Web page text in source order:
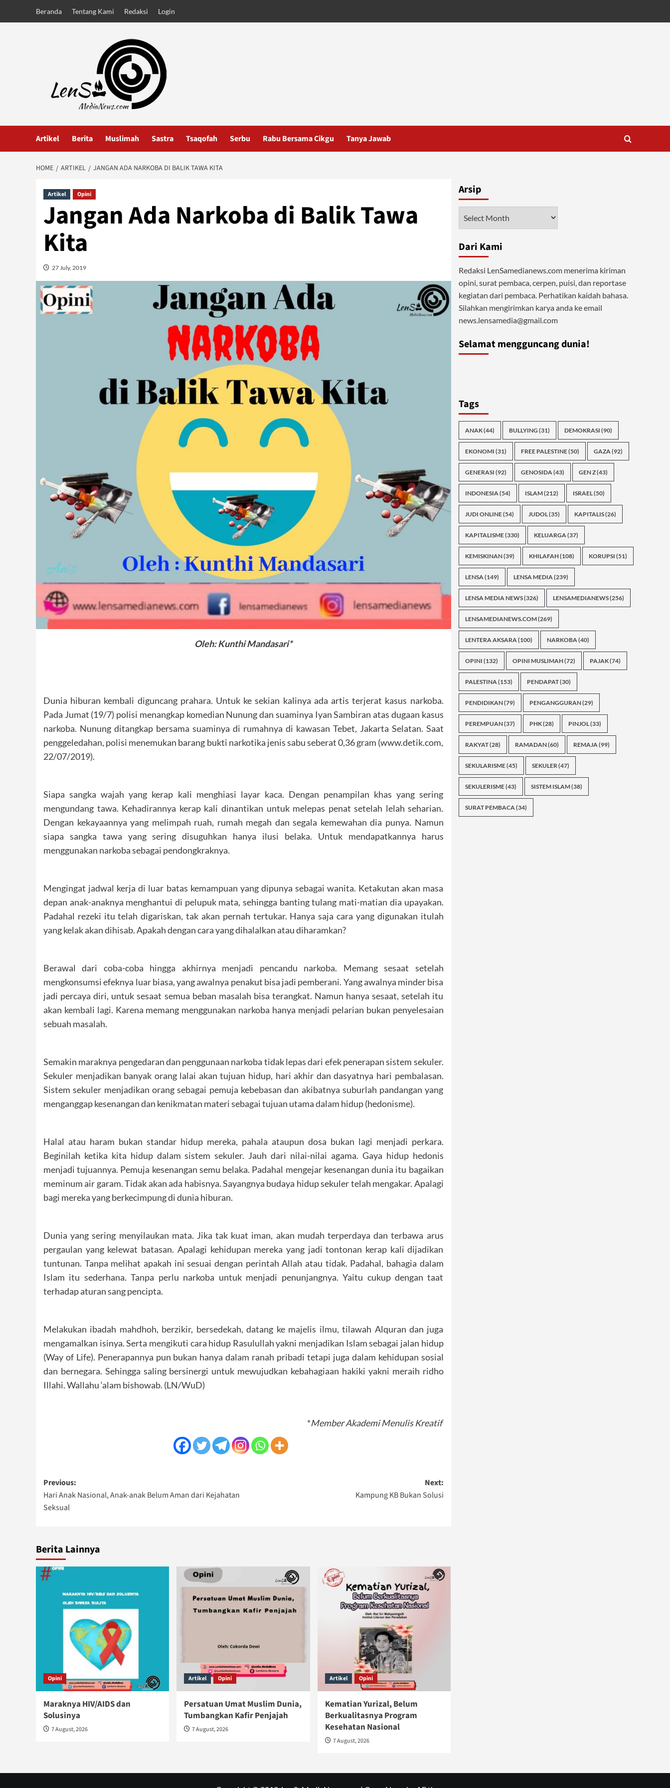
Beranda Tentang Kami Redaksi Login
Artikel Berita Muslimah Sastra Tsaqofah Serbu Rabu Bersama Cikgu Tanya Jawab
HOME ARTIKEL JANGAN ADA NARKOBA DI BALIK TAWA KITA
Artikel Opini
Jangan Ada Narkoba di Balik Tawa
Kita
27 July, 2019
Oleh: Kunthi Mandasari*
Dunia hiburan kembali diguncang prahara. Untuk ke sekian kalinya ada artis terjerat kasus narkoba.
Pada Jumat (19/7) polisi menangkap komedian Nunung dan suaminya Iyan Sambiran atas dugaan kasus
narkoba. Nunung ditangkap bersama suaminya di rumahnya di kawasan Tebet, Jakarta Selatan. Saat
penggeledahan, polisi menemukan barang bukti narkotika jenis sabu seberat 0,36 gram (www.detik.com,
22/07/2019).
Siapa sangka wajah yang kerap kali menghiasi layar kaca. Dengan penampilan khas yang sering
mengundang tawa. Kehadirannya kerap kali dinantikan untuk melepas penat setelah lelah seharian.
Dengan kekayaannya yang melimpah ruah, rumah megah dan segala kemewahan dia punya. Namun
siapa sangka tawa yang sering disuguhkan hanya ilusi belaka. Untuk mendapatkannya harus
menggunakan narkoba sebagai pendongkraknya.
Mengingat jadwal kerja di luar batas kemampuan yang dipunya sebagai wanita. Ketakutan akan masa
depan anak-anaknya menghantui di pelupuk mata, sehingga banting tulang mati-matian dia upayakan.
Padahal rezeki itu telah digariskan, tak akan pernah tertukar. Hanya saja cara yang digunakan itulah
yang kelak akan dihisab. Apakah dengan cara yang dihalalkan atau diharamkan?
Berawal dari coba-coba hingga akhirnya menjadi pencandu narkoba. Memang sesaat setelah
mengkonsumsi efeknya luar biasa, yang awalnya penakut bisa jadi pemberani. Yang awalnya minder bisa
jadi percaya diri, untuk sesaat semua beban masalah bisa terangkat. Namun hanya sesaat, setelah itu
akan kembali lagi. Karena memang menggunakan narkoba hanya menjadi pelarian bukan penyelesaian
sebuah masalah.
Semakin maraknya pengedaran dan penggunaan narkoba tidak lepas dari efek penerapan sistem sekuler.
Sekuler menjadikan banyak orang lalai akan tujuan hidup, hari akhir dan dasyatnya hari pembalasan.
Sistem sekuler menjadikan orang sebagai pemuja kebebasan dan akibatnya suburlah pandangan yang
menganggap kesenangan dan kenikmatan materi sebagai tujuan utama dalam hidup (hedonisme).
Halal atau haram bukan standar hidup mereka, pahala ataupun dosa bukan lagi menjadi perkara.
Beginilah ketika kita hidup dalam sistem sekuler. Jauh dari nilai-nilai agama. Gaya hidup hedonis
menjadi tujuannya. Pemuja kesenangan semu belaka. Padahal mengejar kesenangan dunia itu bagaikan
meminum air garam. Tidak akan ada habisnya. Sayangnya budaya hidup sekuler telah mengakar. Apalagi
bagi mereka yang berkecimpung di dunia hiburan.
Dunia yang sering menyilaukan mata. Jika tak kuat iman, akan mudah terperdaya dan terbawa arus
pergaulan yang kelewat batasan. Apalagi kehidupan mereka yang jadi tontonan kerap kali dijadikan
tuntunan. Tanpa melihat apakah ini sesuai dengan perintah Allah atau tidak. Padahal, bahagia dalam
Islam itu sederhana. Tanpa perlu narkoba untuk menjadi penunjangnya. Yaitu cukup dengan taat
terhadap aturan sang pencipta.
Melakukan ibadah mahdhoh, berzikir, bersedekah, datang ke majelis ilmu, tilawah Alquran dan juga
mengamalkan isinya. Serta mengikuti cara hidup Rasulullah yakni menjadikan Islam sebagai jalan hidup
(Way of Life). Penerapannya pun bukan hanya dalam ranah pribadi tetapi juga dalam kehidupan sosial
dan bernegara. Sehingga saling bersinergi untuk mewujudkan kebahagiaan hakiki yakni meraih ridho
Illahi. Wallahu ‘alam bishowab. (LN/WuD)
*Member Akademi Menulis Kreatif
Post
navigation
Previous:
Hari Anak Nasional, Anak-anak Belum Aman dari Kejahatan
Seksual
Next:
Kampung KB Bukan Solusi
Berita Lainnya
Opini
Maraknya HIV/AIDS dan
Solusinya
7 August, 2026
Artikel Opini
Persatuan Umat Muslim Dunia,
Tumbangkan Kafir Penjajah
7 August, 2026
Artikel Opini
Kematian Yurizal, Belum
Berkualitasnya Program
Kesehatan Nasional
7 August, 2026
Arsip
Dari Kami
Redaksi LenSamedianews.com menerima kiriman
opini, surat pembaca, cerpen, puisi, dan reportase
kegiatan dari pembaca. Perhatikan kaidah bahasa.
Silahkan mengirimkan karya anda ke email
news.lensamedia@gmail.com
Selamat mengguncang dunia!
Tags
ANAK(44) BULLYING (31) DEMOKRASI (90)
EKONOMI (31) FREE PALESTINE(50) GAZA(92)
GENERASI (92) GENOSIDA(43) GEN Z(43)
INDONESIA(54) ISLAM(212) ISRAEL(50)
JUDI ONLINE(54) JUDOL(35) KAPITALIS(26)
KAPITALISME(330) KELUARGA(37)
KEMISKINAN(39) KHILAFAH(108) KORUPSI (51)
LENSA(149) LENSA MEDIA(239)
LENSA MEDIA NEWS(326) LENSAMEDIANEWS(256)
LENSAMEDIANEWS.COM(269)
LENTERA AKSARA(100) NARKOBA(40)
OPINI (132) OPINI MUSLIMAH(72) PAJAK(74)
PALESTINA(153) PENDAPAT(30)
PENDIDIKAN(79) PENGANGGURAN(29)
PEREMPUAN(37) PHK(28) PINJOL(33)
RAKYAT(28) RAMADAN(60) REMAJA(99)
SEKULARISME(45) SEKULER(47)
SEKULERISME(43) SISTEM ISLAM(38)
SURAT PEMBACA(34)